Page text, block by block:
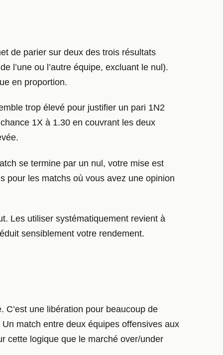
de parier sur deux des trois résultats
l’une ou l’autre équipe, excluant le nul).
en proportion.
trop élevé pour justifier un pari 1N2
1X à 1.30 en couvrant les deux
se termine par un nul, votre mise est
pour les matchs où vous avez une opinion
Les utiliser systématiquement revient à
sensiblement votre rendement.
une libération pour beaucoup de
match entre deux équipes offensives aux
cette logique que le marché over/under